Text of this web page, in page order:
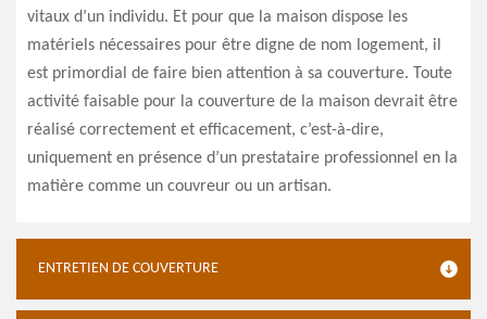
vitaux d’un individu. Et pour que la maison dispose les
matériels nécessaires pour être digne de nom logement, il
est primordial de faire bien attention à sa couverture. Toute
activité faisable pour la couverture de la maison devrait être
réalisé correctement et efficacement, c’est-à-dire,
uniquement en présence d’un prestataire professionnel en la
matière comme un couvreur ou un artisan.
ENTRETIEN DE COUVERTURE